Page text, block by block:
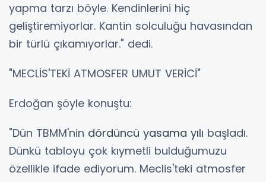
yapma tarzı böyle. Kendinlerini hiç
geliştiremiyorlar. Kantin solculuğu havasından
bir türlü çıkamıyorlar." dedi.
"MECLİS'TEKİ ATMOSFER UMUT VERİCİ"
Erdoğan şöyle konuştu:
"Dün TBMM'nin dördüncü yasama yılı başladı.
Dünkü tabloyu çok kıymetli bulduğumuzu
özellikle ifade ediyorum. Meclis'teki atmosfer